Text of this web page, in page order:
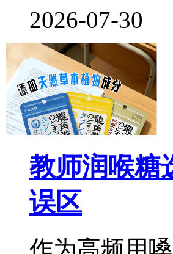
2026-07-30
教师润喉糖
误区